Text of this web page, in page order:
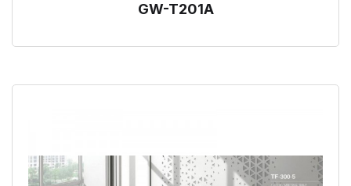
GW-T201A